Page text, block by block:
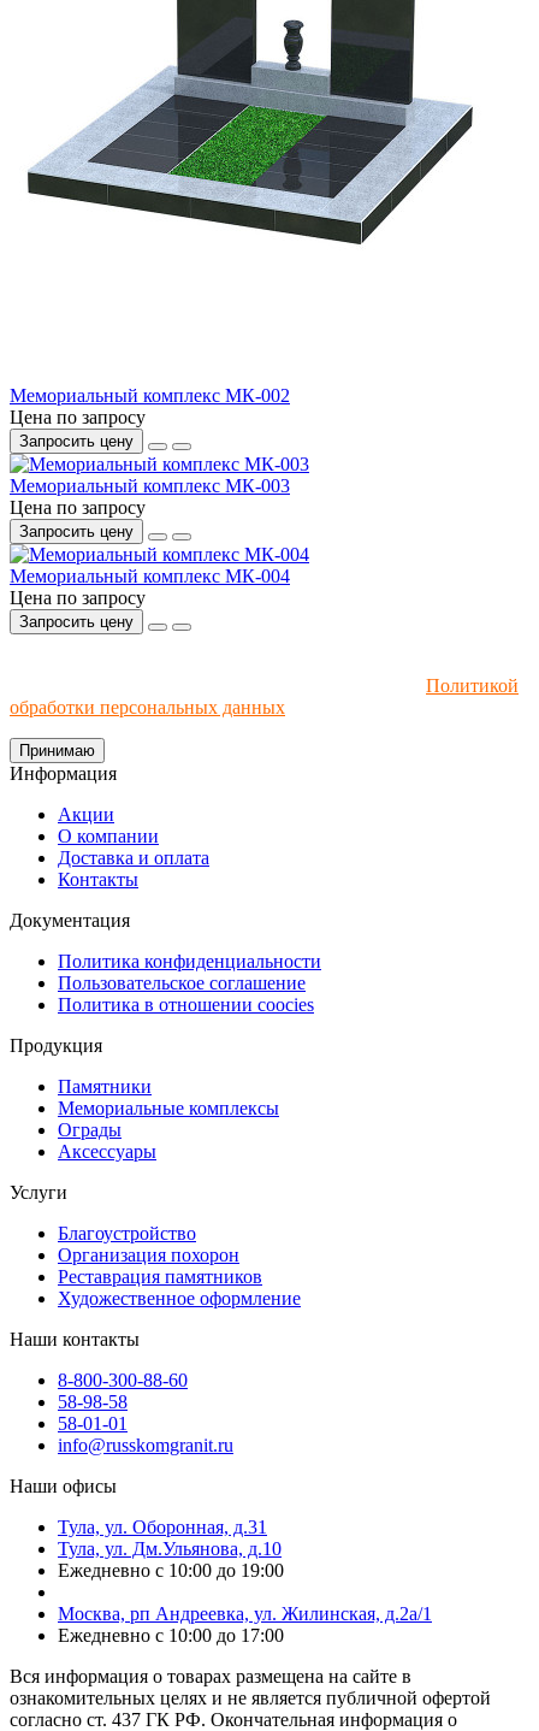
Мемориальный комплекс МК-002
Цена по запросу
Запросить цену
Мемориальный комплекс МК-003
Цена по запросу
Запросить цену
Мемориальный комплекс МК-004
Цена по запросу
Запросить цену
Политикой
обработки персональных данных
Принимаю
Информация
Акции
О компании
Доставка и оплата
Контакты
Документация
Политика конфиденциальности
Пользовательское соглашение
Политика в отношении coocies
Продукция
Памятники
Мемориальные комплексы
Ограды
Аксессуары
Услуги
Благоустройство
Организация похорон
Реставрация памятников
Художественное оформление
Наши контакты
8-800-300-88-60
58-98-58
58-01-01
info@russkomgranit.ru
Наши офисы
Тула, ул. Оборонная, д.31
Тула, ул. Дм.Ульянова, д.10
Ежедневно с 10:00 до 19:00
Москва, рп Андреевка, ул. Жилинская, д.2а/1
Ежедневно с 10:00 до 17:00
Вся информация о товарах размещена на сайте в
ознакомительных целях и не является публичной офертой
согласно ст. 437 ГК РФ. Окончательная информация о